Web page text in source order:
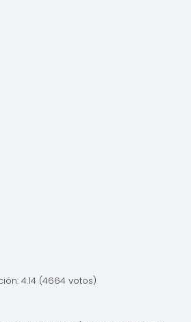
4.14 (4664 votos)